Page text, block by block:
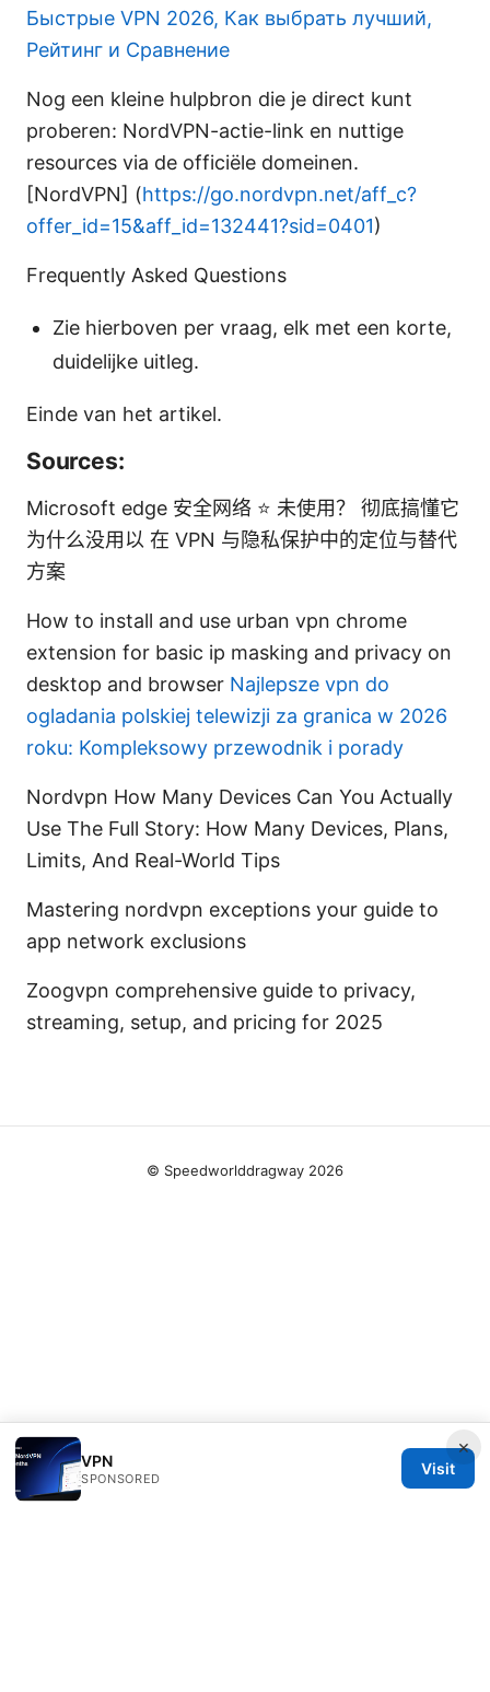
Быстрые VPN 2026, Как выбрать лучший,
Рейтинг и Сравнение
Nog een kleine hulpbron die je direct kunt
proberen: NordVPN-actie-link en nuttige
resources via de officiële domeinen.
[NordVPN] (https://go.nordvpn.net/aff_c?
offer_id=15&aff_id=132441?sid=0401)
Frequently Asked Questions
Zie hierboven per vraag, elk met een korte,
duidelijke uitleg.
Einde van het artikel.
Sources:
Microsoft edge 安全网络 ⭐ 未使用？ 彻底搞懂它
为什么没用以 在 VPN 与隐私保护中的定位与替代
方案
How to install and use urban vpn chrome
extension for basic ip masking and privacy on
desktop and browser Najlepsze vpn do
ogladania polskiej telewizji za granica w 2026
roku: Kompleksowy przewodnik i porady
Nordvpn How Many Devices Can You Actually
Use The Full Story: How Many Devices, Plans,
Limits, And Real-World Tips
Mastering nordvpn exceptions your guide to
app network exclusions
Zoogvpn comprehensive guide to privacy,
streaming, setup, and pricing for 2025
×
VPN
SPONSORED
Visit
© Speedworlddragway 2026